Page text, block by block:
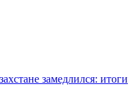
замедлился: итоги